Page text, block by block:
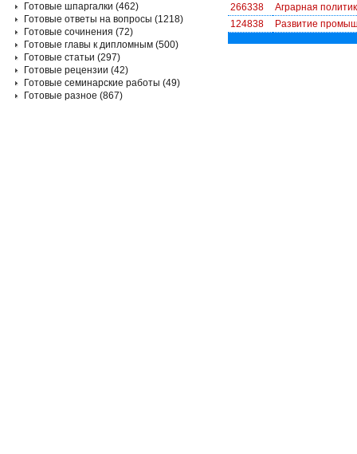
266338
Аграрная
124838
Развитие
Готовые шпаргалки (462)
Готовые ответы на вопросы (1218)
Готовые сочинения (72)
Готовые главы к дипломным (500)
Готовые статьи (297)
Готовые рецензии (42)
Готовые семинарские работы (49)
Готовые разное (867)